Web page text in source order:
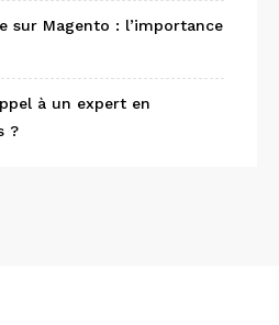
sur Magento : l’importance
à un expert en
?